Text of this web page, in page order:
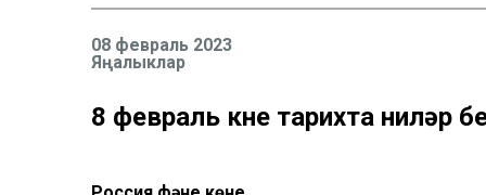
08 февраль 2023
Яңалыклар
8 февраль көне тарихта ниләр